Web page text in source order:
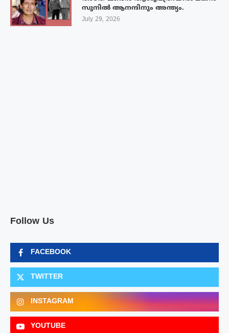
സുനിൽ ആനന്ദിനും അന്ത്യം.
July 29, 2026
Follow Us
FACEBOOK
TWITTER
INSTAGRAM
YOUTUBE